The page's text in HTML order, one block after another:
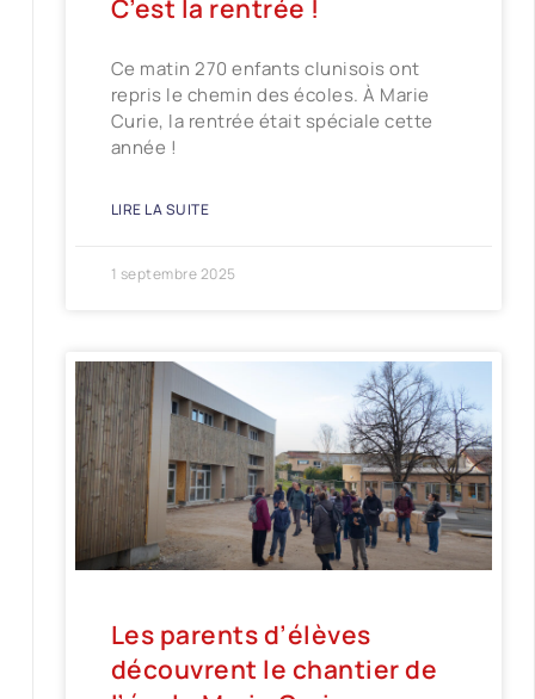
C’est la rentrée !
Ce matin 270 enfants clunisois ont
repris le chemin des écoles. À Marie
Curie, la rentrée était spéciale cette
année !
LIRE LA SUITE
1 septembre 2025
Les parents d’élèves
découvrent le chantier de